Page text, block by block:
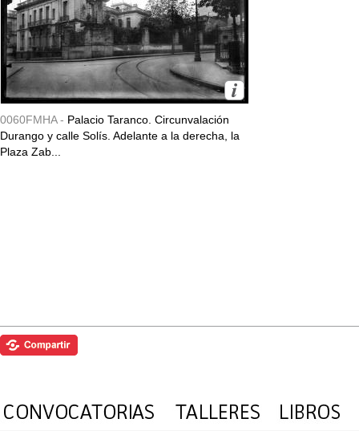
0060FMHA - Palacio Taranco. Circunvalación
Durango y calle Solís. Adelante a la derecha, la
Plaza Zab...